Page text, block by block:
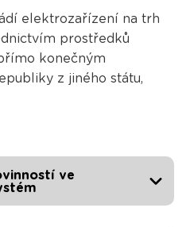
elektrozařízení na trh
prostředků
konečným
z jiného státu,
ve